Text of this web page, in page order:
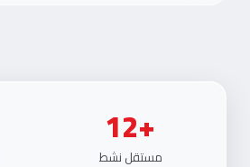
12+
مستقل نشط